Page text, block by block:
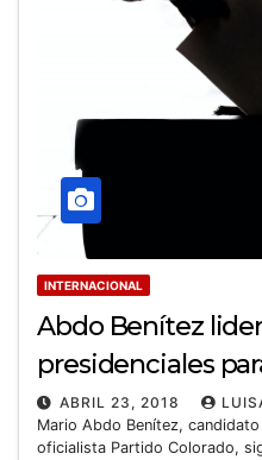
INTERNACIONAL
Abdo Benítez
presidenciales
ABRIL 23, 2018
Mario Abdo Benítez,
oficialista Partido Colorado,